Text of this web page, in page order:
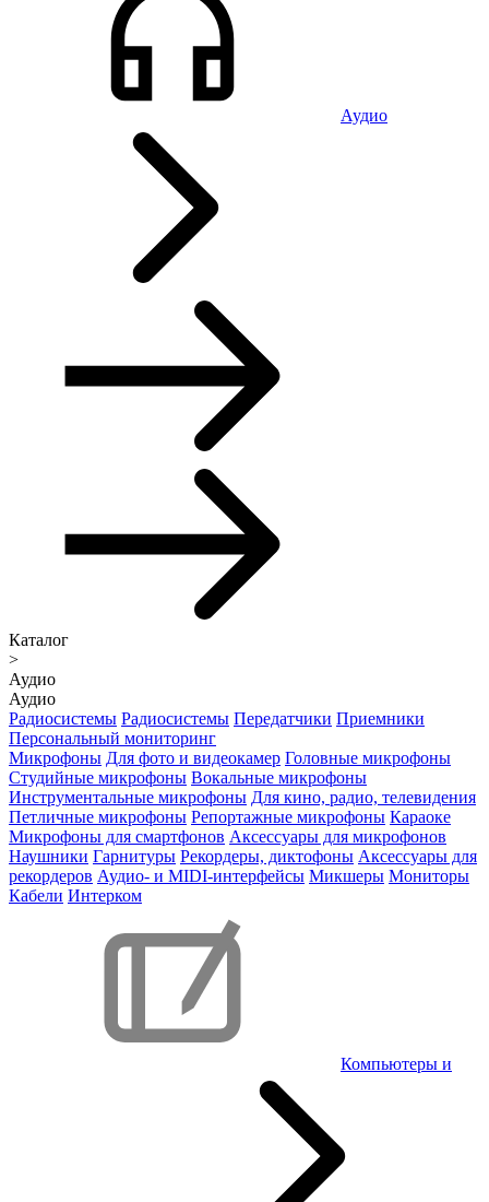
Аудио
Каталог
>
Аудио
Аудио
Радиосистемы Радиосистемы Передатчики Приемники
Персональный мониторинг
Микрофоны Для фото и видеокамер Головные микрофоны
Студийные микрофоны Вокальные микрофоны
Инструментальные микрофоны Для кино, радио, телевидения
Петличные микрофоны Репортажные микрофоны Караоке
Микрофоны для смартфонов Аксессуары для микрофонов
Наушники Гарнитуры Рекордеры, диктофоны Аксессуары для
рекордеров Аудио- и MIDI-интерфейсы Микшеры Мониторы
Кабели Интерком
Компьютеры и